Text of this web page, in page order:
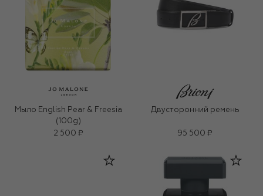
Мыло English Pear & Freesia
(100g)
2 500 ₽
Двусторонний ремень
95 500 ₽